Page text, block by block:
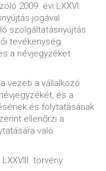
2009. évi LXXVI.
jogával
szolgáltatásnyújtás
tevékenység
a névjegyzéket
vezeti a vállalkozó
és a
és folytatásának
ellenőrzi a
való
törvény